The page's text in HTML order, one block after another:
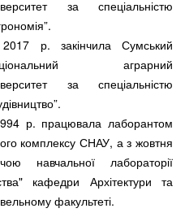
за спеціальністю
р. закінчила Сумський
аграрний
за спеціальністю
р. працювала лаборантом
комплексу СНАУ, а з жовтня
навчальної лабораторії
кафедри Архітектури та
факультеті.